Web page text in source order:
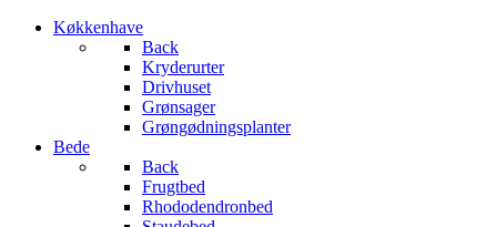
Køkkenhave
Back
Kryderurter
Drivhuset
Grønsager
Grøngødningsplanter
Bede
Back
Frugtbed
Rhododendronbed